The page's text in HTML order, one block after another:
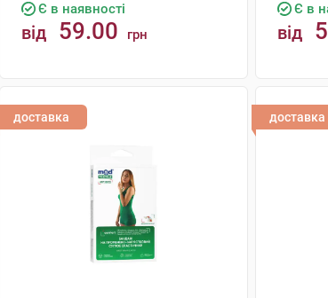
Є в наявності
від 59.00 грн
Є в
від
доставка доставка